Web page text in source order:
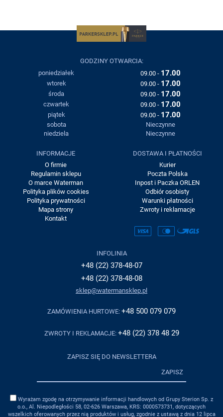
GODZINY OTWARCIA:
poniedziałek
09.00 - 17.00
wtorek 09.00 - 17.00
środa 09.00 - 17.00
czwartek 09.00 - 17.00
piątek 09.00 - 17.00
sobota
Nieczynne
niedziela
Nieczynne
INFORMACJE
O firmie
Regulamin sklepu
O marce Waterman
Polityka plików cookies
Polityka prywatności
Mapa strony
Kontakt
DOSTAWA I PŁATNOŚCI
Kurier
Poczta Polska
Inpost i Paczka ORLEN
Odbiór osobisty
Warunki płatności
Zwroty i reklamacje
INFOLINIA
+48 (22) 378-48-07
+48 (22) 378-48-08
sklep@watermansklep.pl
ZAMÓWIENIA HURTOWE: +48 500 079 079
ZWROTY I REKLAMACJE: +48 (22) 378 48 29
ZAPISZ SIĘ DO NEWSLETTERA
ZAPISZ
Wyrażam zgodę na otrzymywanie informacji handlowych od Grupy Sterion Sp. z
o.o., Al. Niepodległości 58, 02-626 Warszawa, KRS: 0000573731, dotyczących
wszelkich oferowanych przez nią produktów i usług, zgodnie z ustawą z dnia 12 lipca